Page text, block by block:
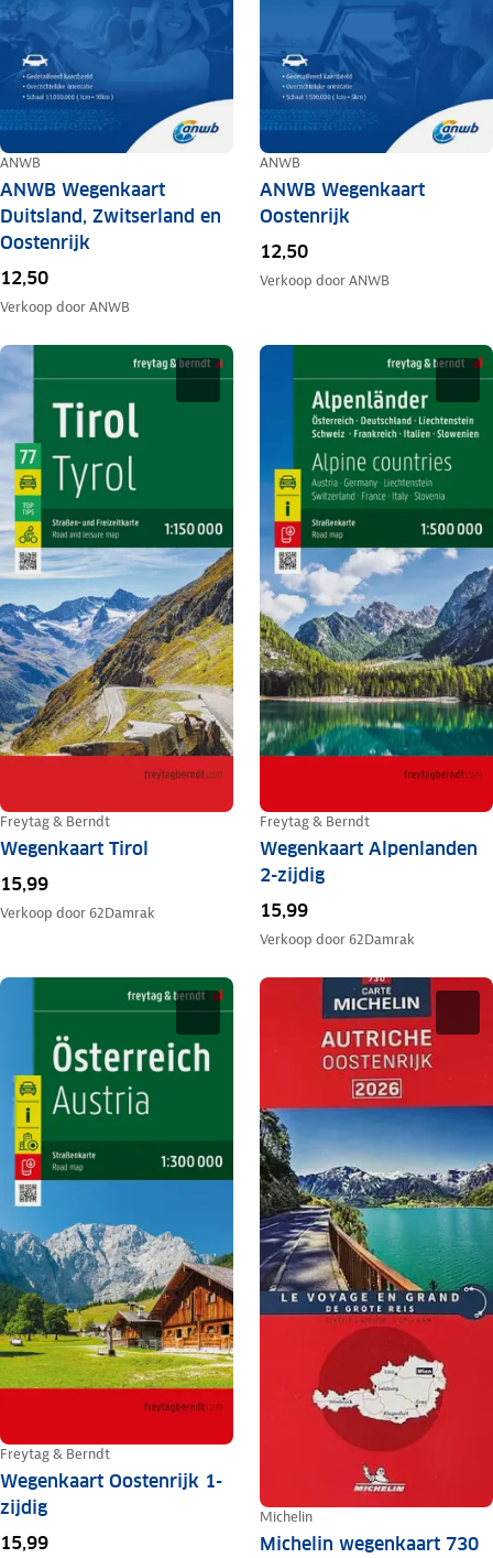
ANWB
ANWB Wegenkaart
Duitsland, Zwitserland en
Oostenrijk
12,50
Verkoop doorANWB
ANWB
ANWB Wegenkaart
Oostenrijk
12,50
Verkoop doorANWB
Freytag & Berndt
Wegenkaart Tirol
15,99
Verkoop door 62Damrak
Freytag & Berndt
Wegenkaart Alpenlanden
2-zijdig
15,99
Verkoop door 62Damrak
Freytag & Berndt
Wegenkaart Oostenrijk 1-
zijdig
15,99
Michelin
Michelin wegenkaart 730